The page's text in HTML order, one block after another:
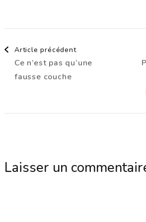
Navigation
d'article
Article précédent
Ce n’est pas qu’une
fausse couche
Laisser un